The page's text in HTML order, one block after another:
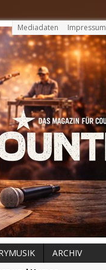
Mediadaten Impressum
ARCHIV